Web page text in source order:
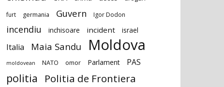
furt germania Guvern Igor Dodon
incendiu inchisoare incident israel
Italia Maia Sandu Moldova
moldovean NATO omor Parlament PAS
politia Politia de Frontiera